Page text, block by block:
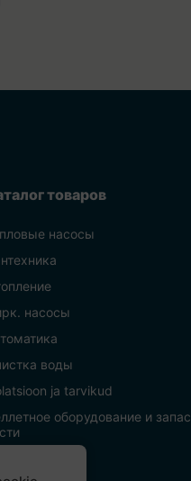
товаров
насосы
насосы
воды
ja tarvikud
оборудование и